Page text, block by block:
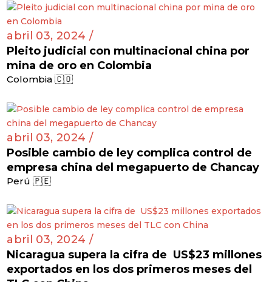
abril 03, 2024 /
Pleito judicial con multinacional china por
mina de oro en Colombia
Colombia 🇨🇴
abril 03, 2024 /
Posible cambio de ley complica control de
empresa china del megapuerto de Chancay
Perú 🇵🇪
abril 03, 2024 /
Nicaragua supera la cifra de US$23 millones
exportados en los dos primeros meses del